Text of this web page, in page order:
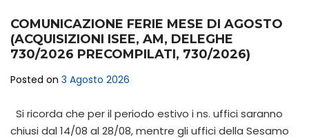
COMUNICAZIONE FERIE MESE DI AGOSTO
(ACQUISIZIONI ISEE, AM, DELEGHE
730/2026 PRECOMPILATI, 730/2026)
Posted on 3 Agosto 2026
Si ricorda che per il periodo estivo i ns. uffici saranno
chiusi dal 14/08 al 28/08, mentre gli uffici della Sesamo